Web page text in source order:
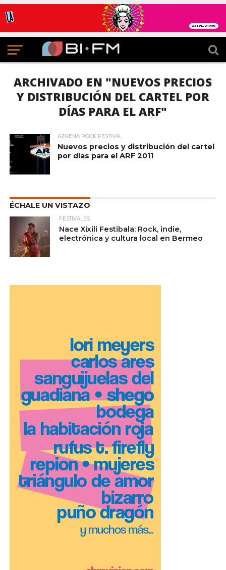
ARCHIVADO EN "NUEVOS PRECIOS
Y DISTRIBUCIÓN DEL CARTEL POR
DÍAS PARA EL ARF"
AZKENA ROCK FESTIVAL
Nuevos precios y distribución del cartel
por días para el ARF 2011
ÉCHALE UN VISTAZO
FESTIVALES
Nace Xixili Festibala: Rock, indie,
electrónica y cultura local en Bermeo